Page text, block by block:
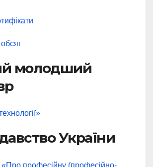
молодший
України
«Про професійну (професійно-